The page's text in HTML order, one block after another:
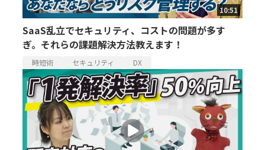
10:51
SaaS乱立でセキュリティ、コストの問題が多す
ぎ。それらの課題解決方法教えます！
時短術 セキュリティ DX